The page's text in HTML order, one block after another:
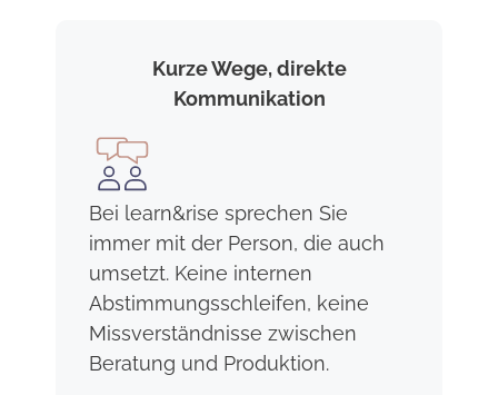
Kurze Wege, direkte
Kommunikation
Bei learn&rise sprechen Sie
immer mit der Person, die auch
umsetzt. Keine internen
Abstimmungsschleifen, keine
Missverständnisse zwischen
Beratung und Produktion.